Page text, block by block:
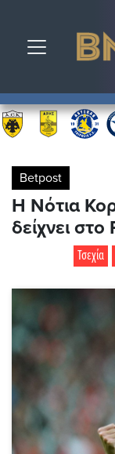
Toggle
Betpost
Η Νότια
δείχνει
Τσεχία